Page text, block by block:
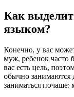
Как
языком?
Конечно, у вас
муж, ребенок часто
вас есть цель,
обычно занимаются
заниматься